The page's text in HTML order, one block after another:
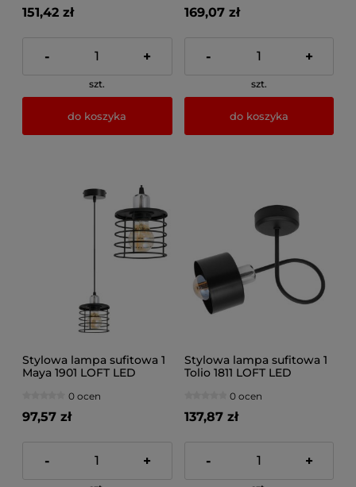
151,42 zł
- +
szt.
do koszyka
169,07 zł
- +
szt.
do koszyka
Stylowa lampa sufitowa 1
Maya 1901 LOFT LED
0 ocen
97,57 zł
- +
Stylowa lampa sufitowa 1
Tolio 1811 LOFT LED
0 ocen
137,87 zł
- +